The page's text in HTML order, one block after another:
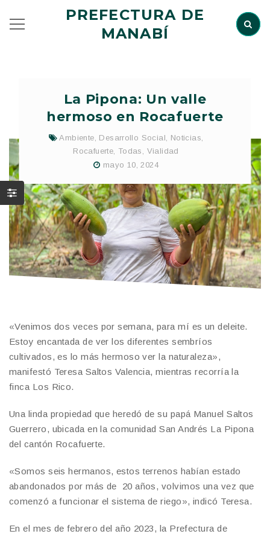
PREFECTURA DE
MANABÍ
La Pipona: Un valle
hermoso en Rocafuerte
Ambiente, Desarrollo Social, Noticias,
Rocafuerte, Todas , Vialidad
mayo 10, 2024
«Venimos dos veces por semana, para mí es un deleite.
Estoy encantada de ver los diferentes sembríos
cultivados, es lo más hermoso ver la naturaleza»,
manifestó Teresa Saltos Valencia, mientras recorría la
finca Los Rico.
Una linda propiedad que heredó de su papá Manuel Saltos
Guerrero, ubicada en la comunidad San Andrés La Pipona
del cantón Rocafuerte.
«Somos seis hermanos, estos terrenos habían estado
abandonados por más de 20 años, volvimos una vez que
comenzó a funcionar el sistema de riego», indicó Teresa.
En el mes de febrero del año 2023, la Prefectura de